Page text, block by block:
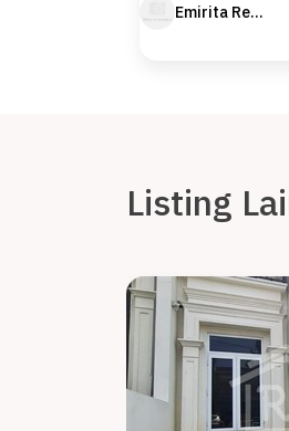
Emirita Redland
Listing